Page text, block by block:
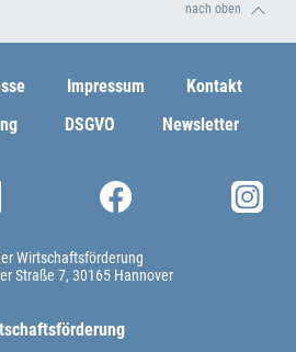
nach oben
Impressum
Kontakt
DSGVO Newsletter
Wirtschaftsförderung
Straße 7 30165 Hannover